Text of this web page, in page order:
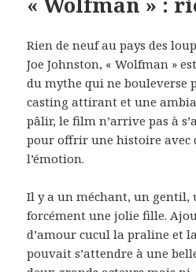
Rien de neuf au pays des
Joe Johnston, « Wolfman »
du mythe qui ne bouleverse
casting attirant et une
pâlir, le film n’arrive pas à
pour offrir une histoire avec
l’émotion.
Il y a un méchant, un
forcément une jolie fille.
d’amour cucul la praline et
pouvait s’attendre à une